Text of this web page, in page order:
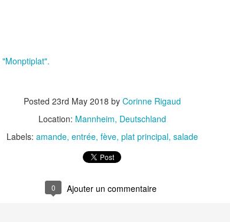
"Monptiplat".
Posted 23rd May 2018 by Corinne Rigaud
Location: Mannheim, Deutschland
Labels: amande entrée fève plat principal salade
0
Moelleux au chocolat au lait
Nouilles chinoises au